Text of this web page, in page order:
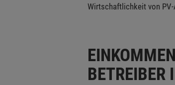
Wirtschaftlichkeit von PV-
BETREIBER